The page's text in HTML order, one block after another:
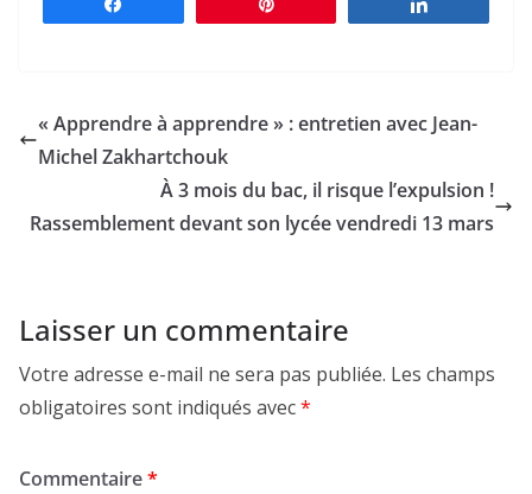
« Apprendre à apprendre » : entretien avec Jean-
Michel Zakhartchouk
À 3 mois du bac, il risque l’expulsion !
Rassemblement devant son lycée vendredi 13 mars
Laisser un commentaire
Votre adresse e-mail ne sera pas publiée. Les champs
obligatoires sont indiqués avec*
Commentaire*